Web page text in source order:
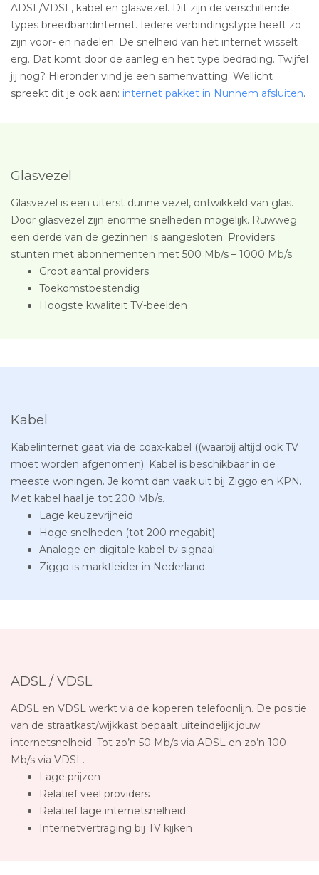
ADSL/VDSL, kabel en glasvezel. Dit zijn de verschillende
types breedbandinternet. Iedere verbindingstype heeft zo
zijn voor- en nadelen. De snelheid van het internet wisselt
erg. Dat komt door de aanleg en het type bedrading. Twijfel
jij nog? Hieronder vind je een samenvatting. Wellicht
spreekt dit je ook aan: internet pakket in Nunhem afsluiten.
Glasvezel
Glasvezel is een uiterst dunne vezel, ontwikkeld van glas.
Door glasvezel zijn enorme snelheden mogelijk. Ruwweg
een derde van de gezinnen is aangesloten. Providers
stunten met abonnementen met 500 Mb/s – 1000 Mb/s.
Groot aantal providers
Toekomstbestendig
Hoogste kwaliteit TV-beelden
Kabel
Kabelinternet gaat via de coax-kabel ((waarbij altijd ook TV
moet worden afgenomen). Kabel is beschikbaar in de
meeste woningen. Je komt dan vaak uit bij Ziggo en KPN.
Met kabel haal je tot 200 Mb/s.
Lage keuzevrijheid
Hoge snelheden (tot 200 megabit)
Analoge en digitale kabel-tv signaal
Ziggo is marktleider in Nederland
ADSL / VDSL
ADSL en VDSL werkt via de koperen telefoonlijn. De positie
van de straatkast/wijkkast bepaalt uiteindelijk jouw
internetsnelheid. Tot zo’n 50 Mb/s via ADSL en zo’n 100
Mb/s via VDSL.
Lage prijzen
Relatief veel providers
Relatief lage internetsnelheid
Internetvertraging bij TV kijken